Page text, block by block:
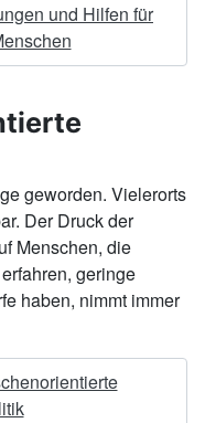
und Hilfen für
geworden. Vielerorts
Der Druck der
Menschen, die
geringe
haben, nimmt immer